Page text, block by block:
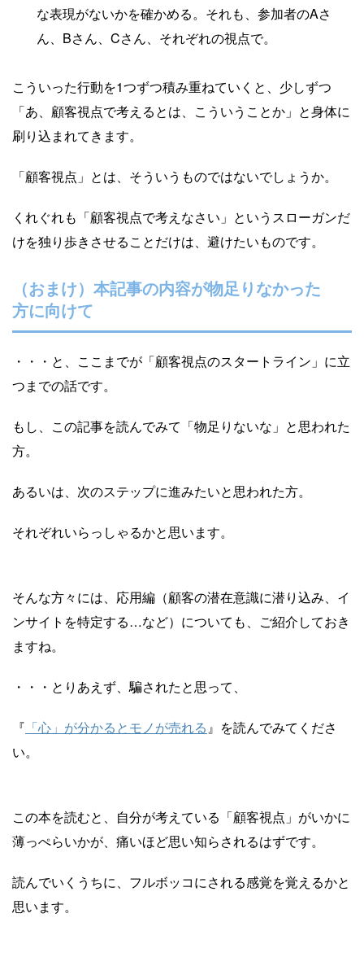
な表現がないかを確かめる。それも、参加者のAさ
ん、Bさん、Cさん、それぞれの視点で。
こういった行動を1つずつ積み重ねていくと、少しずつ
「あ、顧客視点で考えるとは、こういうことか」と身体に
刷り込まれてきます。
「顧客視点」とは、そういうものではないでしょうか。
くれぐれも「顧客視点で考えなさい」というスローガンだ
けを独り歩きさせることだけは、避けたいものです。
（おまけ）本記事の内容が物足りなかった
方に向けて
・・・と、ここまでが「顧客視点のスタートライン」に立
つまでの話です。
もし、この記事を読んでみて「物足りないな」と思われた
方。
あるいは、次のステップに進みたいと思われた方。
それぞれいらっしゃるかと思います。
そんな方々には、応用編（顧客の潜在意識に潜り込み、イ
ンサイトを特定する…など）についても、ご紹介しておき
ますね。
・・・とりあえず、騙されたと思って、
『 「心」が分かるとモノが売れる』を読んでみてくださ
い。
この本を読むと、自分が考えている「顧客視点」がいかに
薄っぺらいかが、痛いほど思い知らされるはずです。
読んでいくうちに、フルボッコにされる感覚を覚えるかと
思います。